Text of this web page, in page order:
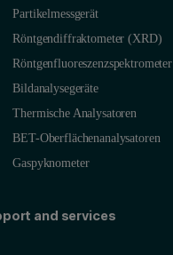
Partikelmessgerät
Röntgendiffraktometer (XRD)
Röntgenfluoreszenzspektrometer
Bildanalysegeräte
Thermische Analysatoren
BET-Oberflächenanalysatoren
Gaspyknometer
and services